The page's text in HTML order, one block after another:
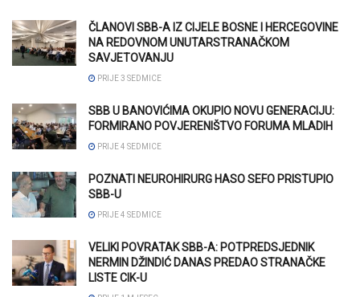
ČLANOVI SBB-A IZ CIJELE BOSNE I HERCEGOVINE
NA REDOVNOM UNUTARSTRANAČKOM
SAVJETOVANJU
PRIJE 3 SEDMICE
SBB U BANOVIĆIMA OKUPIO NOVU GENERACIJU:
FORMIRANO POVJERENIŠTVO FORUMA MLADIH
PRIJE 4 SEDMICE
POZNATI NEUROHIRURG HASO SEFO PRISTUPIO
SBB-U
PRIJE 4 SEDMICE
VELIKI POVRATAK SBB-A: POTPREDSJEDNIK
NERMIN DŽINDIĆ DANAS PREDAO STRANAČKE
LISTE CIK-U